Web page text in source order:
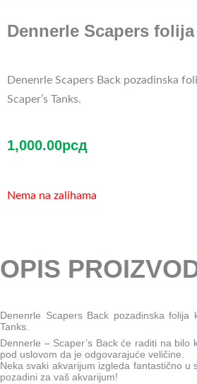
Dennerle Scapers
Denenrle Scapers Back pozadinska
Scaper’s Tanks.
1,000.00рсд
Nema na zalihama
OPIS
Denenrle Scapers Back pozadinska folija
Tanks.
Dennerle – Scaper’s Back će raditi na bilo
pod uslovom da je odgovarajuće veličine.
Neka svaki akvarijum izgleda fantastično u
pozadini za vaš akvarijum!